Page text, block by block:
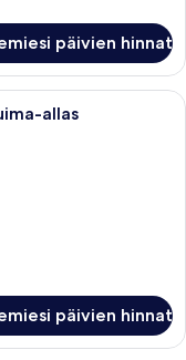
päivien hinnat
uima-allasalue, jossa on
allas
päivien hinnat